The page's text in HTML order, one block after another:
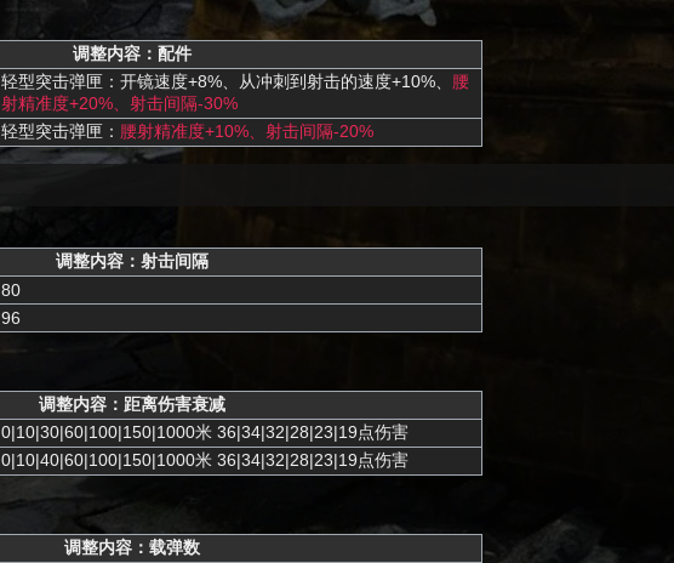
调整内容：配件
轻型突击弹匣：开镜速度+8%、从冲刺到射击的速度+10%、 腰
射精准度+20%、射击间隔-30%
轻型突击弹匣： 腰射精准度+10%、射击间隔-20%
调整内容：射击间隔
80
96
调整内容：距离伤害衰减
0|10|30|60|100|150|1000米 36|34|32|28|23|19点伤害
0|10|40|60|100|150|1000米 36|34|32|28|23|19点伤害
调整内容：载弹数